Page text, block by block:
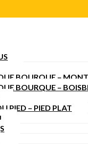
BOURQUE –
BOURQUE –
PIED – PIED PLAT